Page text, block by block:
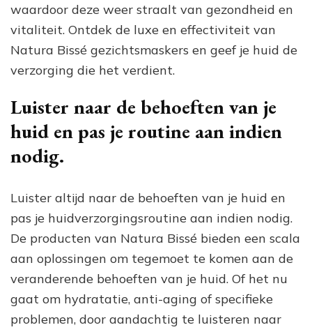
waardoor deze weer straalt van gezondheid en
vitaliteit. Ontdek de luxe en effectiviteit van
Natura Bissé gezichtsmaskers en geef je huid de
verzorging die het verdient.
Luister naar de behoeften van je
huid en pas je routine aan indien
nodig.
Luister altijd naar de behoeften van je huid en
pas je huidverzorgingsroutine aan indien nodig.
De producten van Natura Bissé bieden een scala
aan oplossingen om tegemoet te komen aan de
veranderende behoeften van je huid. Of het nu
gaat om hydratatie, anti-aging of specifieke
problemen, door aandachtig te luisteren naar